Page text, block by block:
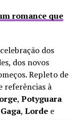
romance que
dos
dos novos
Repleto de
referências à
, Potyguara
, Lorde e